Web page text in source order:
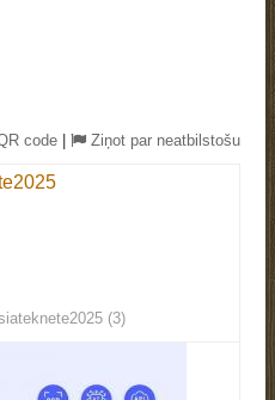
code | Ziņot par neatbilstošu
(3)